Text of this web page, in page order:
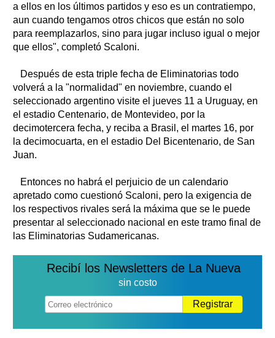
a ellos en los últimos partidos y eso es un contratiempo,
aun cuando tengamos otros chicos que están no solo
para reemplazarlos, sino para jugar incluso igual o mejor
que ellos", completó Scaloni.
Después de esta triple fecha de Eliminatorias todo
volverá a la "normalidad" en noviembre, cuando el
seleccionado argentino visite el jueves 11 a Uruguay, en
el estadio Centenario, de Montevideo, por la
decimotercera fecha, y reciba a Brasil, el martes 16, por
la decimocuarta, en el estadio Del Bicentenario, de San
Juan.
Entonces no habrá el perjuicio de un calendario
apretado como cuestionó Scaloni, pero la exigencia de
los respectivos rivales será la máxima que se le puede
presentar al seleccionado nacional en este tramo final de
las Eliminatorias Sudamericanas.
Recibí los Newsletters de La Nueva
sin costo
Registrar